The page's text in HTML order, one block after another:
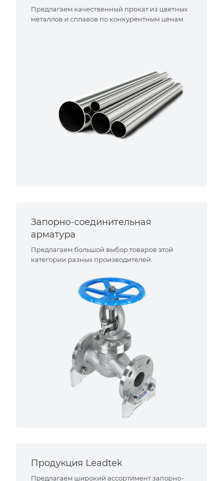
Предлагаем качественный прокат из цветных
металлов и сплавов по конкурентным ценам.
Запорно-соединительная
арматура
Предлагаем большой выбор товаров этой
категории разных производителей.
Продукция Leadtek
Предлагаем широкий ассортимент запорно-